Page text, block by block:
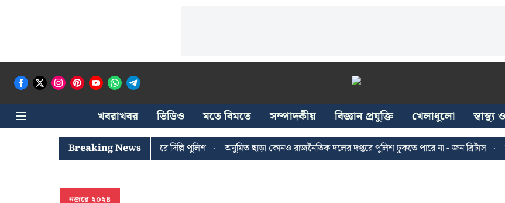
খবরাখবর ভিডিও মতে বিমতে সম্পাদকীয় বিজ্ঞান প্রযুক্তি খেলাধুলো
Breaking News
ঐশী ঘোষের খোঁজে সিপিআইএম সদর দপ্তরে দিল্লি পুলিশ অনুমিত ছাড়া কোনও রাজনৈতিক দলের দপ্তরে পুলিশ ঢুকতে পারে না - জন ব্রিটাস
নজরে ২০২৪